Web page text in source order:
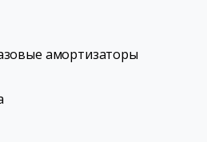
амортизаторы